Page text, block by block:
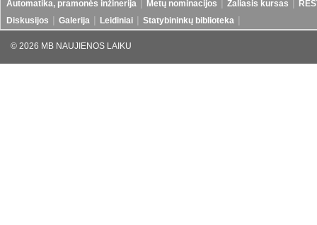
Automatika, pramonės inžinerija
Metų nominacijos Žaliasis kursas
Diskusijos
Galerija Leidiniai Statybininkų biblioteka
© 2026 MB NAUJIENOS LAIKU